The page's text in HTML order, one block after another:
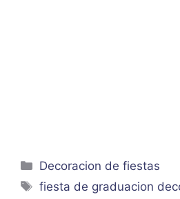
Categorías
Decoracion de fiestas
Etiquetas
fiesta de graduacion